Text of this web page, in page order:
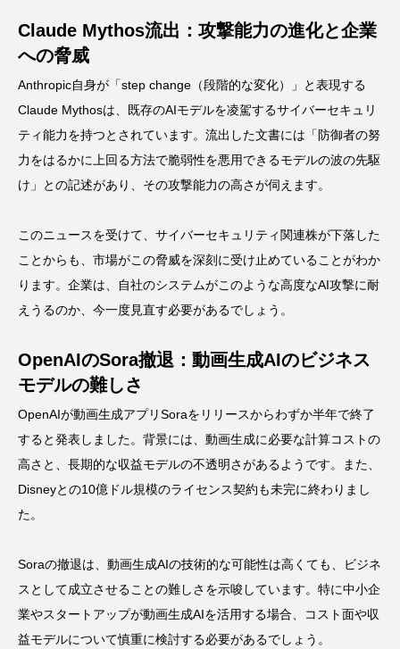
Claude Mythos流出：攻撃能力の進化と企業
への脅威
Anthropic自身が「step change（段階的な変化）」と表現する
Claude Mythosは、既存のAIモデルを凌駕するサイバーセキュリ
ティ能力を持つとされています。流出した文書には「防御者の努
力をはるかに上回る方法で脆弱性を悪用できるモデルの波の先駆
け」との記述があり、その攻撃能力の高さが伺えます。
このニュースを受けて、サイバーセキュリティ関連株が下落した
ことからも、市場がこの脅威を深刻に受け止めていることがわか
ります。企業は、自社のシステムがこのような高度なAI攻撃に耐
えうるのか、今一度見直す必要があるでしょう。
OpenAIのSora撤退：動画生成AIのビジネス
モデルの難しさ
OpenAIが動画生成アプリSoraをリリースからわずか半年で終了
すると発表しました。背景には、動画生成に必要な計算コストの
高さと、長期的な収益モデルの不透明さがあるようです。また、
Disneyとの10億ドル規模のライセンス契約も未完に終わりまし
た。
Soraの撤退は、動画生成AIの技術的な可能性は高くても、ビジネ
スとして成立させることの難しさを示唆しています。特に中小企
業やスタートアップが動画生成AIを活用する場合、コスト面や収
益モデルについて慎重に検討する必要があるでしょう。